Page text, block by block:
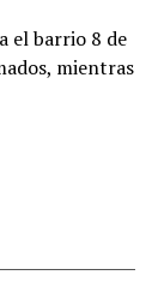
el barrio 8 de
mientras